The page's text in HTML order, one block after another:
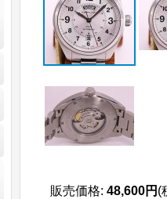
販売価格: 48,600円 (